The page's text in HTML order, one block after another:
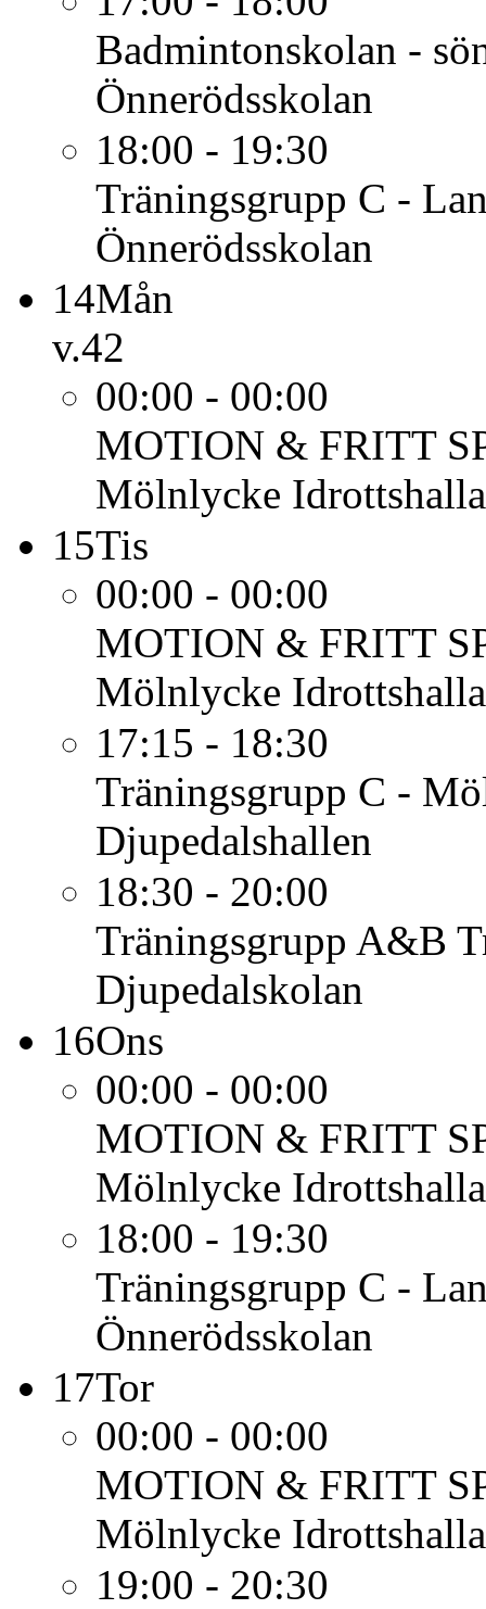
Badmintonskolan -
Önnerödsskolan
18:00 - 19:30
Träningsgrupp C -
Önnerödsskolan
14Mån
v.42
00:00 - 00:00
MOTION & FRITT
Mölnlycke
15Tis
00:00 - 00:00
MOTION & FRITT
Mölnlycke
17:15 - 18:30
Träningsgrupp C -
Djupedalshallen
18:30 - 20:00
Träningsgrupp A&B
Djupedalskolan
16Ons
00:00 - 00:00
MOTION & FRITT
Mölnlycke
18:00 - 19:30
Träningsgrupp C -
Önnerödsskolan
17Tor
00:00 - 00:00
MOTION & FRITT
Mölnlycke
19:00 - 20:30